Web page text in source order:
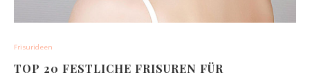
Frisurideen
TOP 20 FESTLICHE FRISUREN FÜR